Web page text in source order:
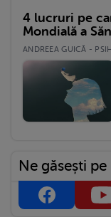
4 lucruri pe
Mondială a
ANDREEA GUICĂ -
Ne găsești pe